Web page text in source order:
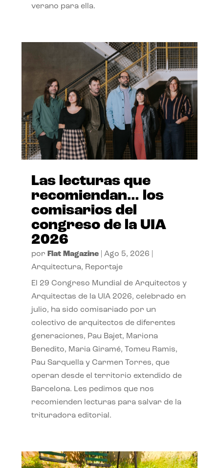
verano para ella.
Las lecturas que
recomiendan… los
comisarios del
congreso de la UIA
2026
por Flat Magazine| Ago 5, 2026
Arquitectura, Reportaje
El 29 Congreso Mundial de Arquitectos y
Arquitectas de la UIA 2026, celebrado en
julio, ha sido comisariado por un
colectivo de arquitectos de diferentes
generaciones, Pau Bajet, Mariona
Benedito, Maria Giramé, Tomeu Ramis,
Pau Sarquella y Carmen Torres, que
operan desde el territorio extendido de
Barcelona. Les pedimos que nos
recomienden lecturas para salvar de la
trituradora editorial.